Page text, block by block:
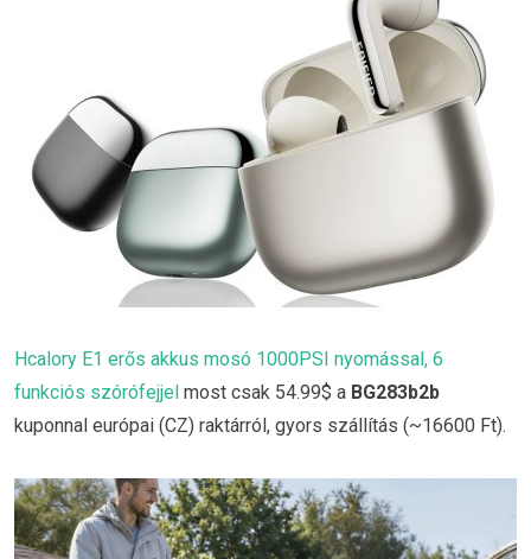
Hcalory E1 erős akkus mosó 1000PSI nyomással, 6
funkciós szórófejjel most csak 54.99$ a BG283b2b
kuponnal európai (CZ) raktárról, gyors szállítás (~16600 Ft).